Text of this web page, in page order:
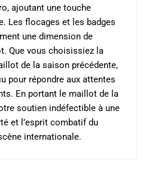
ajoutant une touche
Les flocages et les badges
une dimension de
Que vous choisissiez la
de la saison précédente,
pour répondre aux attentes
En portant le maillot de la
soutien indéfectible à une
et l’esprit combatif du
internationale.